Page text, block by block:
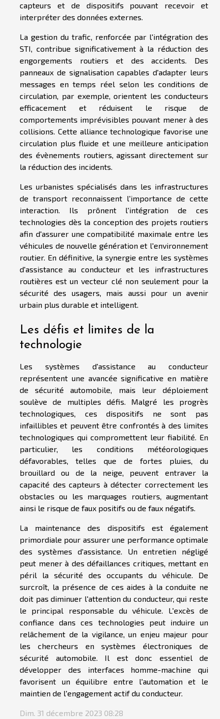
capteurs et de dispositifs pouvant recevoir et
interpréter des données externes.
La gestion du trafic, renforcée par l'intégration des
STI, contribue significativement à la réduction des
engorgements routiers et des accidents. Des
panneaux de signalisation capables d'adapter leurs
messages en temps réel selon les conditions de
circulation, par exemple, orientent les conducteurs
efficacement et réduisent le risque de
comportements imprévisibles pouvant mener à des
collisions. Cette alliance technologique favorise une
circulation plus fluide et une meilleure anticipation
des évènements routiers, agissant directement sur
la réduction des incidents.
Les urbanistes spécialisés dans les infrastructures
de transport reconnaissent l'importance de cette
interaction. Ils prônent l'intégration de ces
technologies dès la conception des projets routiers
afin d'assurer une compatibilité maximale entre les
véhicules de nouvelle génération et l'environnement
routier. En définitive, la synergie entre les systèmes
d'assistance au conducteur et les infrastructures
routières est un vecteur clé non seulement pour la
sécurité des usagers, mais aussi pour un avenir
urbain plus durable et intelligent.
Les défis et limites de la
technologie
Les systèmes d'assistance au conducteur
représentent une avancée significative en matière
de sécurité automobile, mais leur déploiement
soulève de multiples défis. Malgré les progrès
technologiques, ces dispositifs ne sont pas
infaillibles et peuvent être confrontés à des limites
technologiques qui compromettent leur fiabilité. En
particulier, les conditions météorologiques
défavorables, telles que de fortes pluies, du
brouillard ou de la neige, peuvent entraver la
capacité des capteurs à détecter correctement les
obstacles ou les marquages routiers, augmentant
ainsi le risque de faux positifs ou de faux négatifs.
La maintenance des dispositifs est également
primordiale pour assurer une performance optimale
des systèmes d'assistance. Un entretien négligé
peut mener à des défaillances critiques, mettant en
péril la sécurité des occupants du véhicule. De
surcroît, la présence de ces aides à la conduite ne
doit pas diminuer l'attention du conducteur, qui reste
le principal responsable du véhicule. L'excès de
confiance dans ces technologies peut induire un
relâchement de la vigilance, un enjeu majeur pour
les chercheurs en systèmes électroniques de
sécurité automobile. Il est donc essentiel de
développer des interfaces homme-machine qui
favorisent un équilibre entre l'automation et le
maintien de l'engagement actif du conducteur.
Dim. 31 décembre 2023 08:28